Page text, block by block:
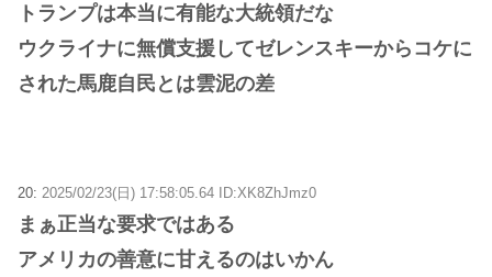
トランプは本当に有能な大統領だな
ウクライナに無償支援してゼレンスキーからコケに
された馬鹿自民とは雲泥の差
20: 2025/02/23(日) 17:58:05.64 ID:XK8ZhJmz0
まぁ正当な要求ではある
アメリカの善意に甘えるのはいかん